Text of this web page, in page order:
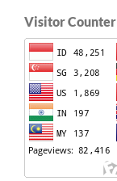
Visitor Counter